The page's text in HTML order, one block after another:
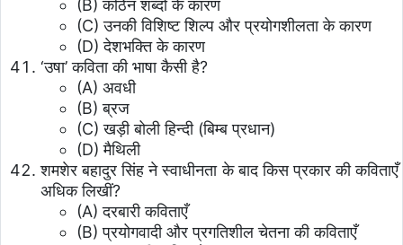
(B) कठिन शब्दों के कारण
(C) उनकी विशिष्ट शिल्प और प्रयोगशीलता के कारण
(D) देशभक्ति के कारण
‘उषा’ कविता की भाषा कैसी है?
(A) अवधी
(B) ब्रज
(C) खड़ी बोली हिन्दी (बिम्ब प्रधान)
(D) मैथिली
शमशेर बहादुर सिंह ने स्वाधीनता के बाद किस प्रकार की कविताएँ
अधिक लिखीं?
(A) दरबारी कविताएँ
(B) प्रयोगवादी और प्रगतिशील चेतना की कविताएँ